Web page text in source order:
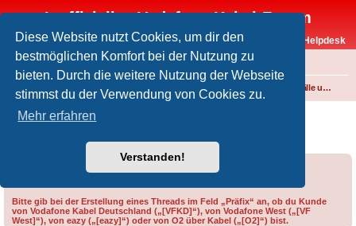
Diese Website nutzt Cookies, um dir den
bestmöglichen Komfort bei der Nutzung zu
bieten. Durch die weitere Nutzung der Webseite
stimmst du der Verwendung von Cookies zu.
Mehr erfahren
Verstanden!
Inoffizielles Vodafone-Kabel-Forum
Vodafone-Kabel-Helpdesk
FAQ
Foren-Übersicht Internet und Telefon über Kabel Störungen, Ausfälle und Speedprobleme
[VFKD] Seit 19.12. bis zu 3
Bitte gib bei der Erstellung eines Threads im Feld „Präfix“ an, ob du Kunde
von Vodafone Kabel Deutschland („[VFKD]“), von Vodafone West („[VF
West]“), von eazy („[eazy]“) oder von O2 über Kabel („[O2]“) bist.